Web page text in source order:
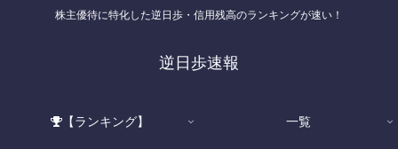
株主優待に特化した逆日歩・信用残高のランキングが速い！
逆日歩速報
【ランキング】 一覧